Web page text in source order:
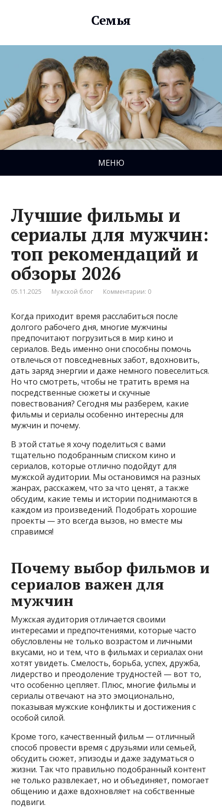
Семья
МЕНЮ
Лучшие фильмы и
сериалы для мужчин:
топ рекомендаций и
обзоры 2026
05.11.2025 Мужской блог Комментарии: 0
Когда приходит время расслабиться после
долгого рабочего дня, многие мужчины
предпочитают погрузиться в мир кино и
сериалов. Ведь именно они способны помочь
отвлечься от повседневных забот, вдохновить,
дать заряд энергии и даже немного повеселиться.
Но что смотреть, чтобы не тратить время на
посредственные сюжеты и скучные
повествования? Сегодня мы разберем, какие
фильмы и сериалы особенно интересны для
мужчин и почему.
В этой статье я хочу поделиться с вами
тщательно подобранным списком кино и
сериалов, которые отлично подойдут для
мужской аудитории. Мы остановимся на разных
жанрах, расскажем, что за что ценят, а также
обсудим, какие темы и истории поднимаются в
каждом из произведений. Подобрать хорошие
проекты — это всегда вызов, но вместе мы
справимся!
Почему выбор фильмов и
сериалов важен для
мужчин
Мужская аудитория отличается своими
интересами и предпочтениями, которые часто
обусловлены не только возрастом и личными
вкусами, но и тем, что в фильмах и сериалах они
хотят увидеть. Смелость, борьба, успех, дружба,
лидерство и преодоление трудностей — вот то,
что особенно цепляет. Плюс, многие фильмы и
сериалы отвечают на это эмоционально,
показывая мужские конфликты и достижения с
особой силой.
Кроме того, качественный фильм — отличный
способ провести время с друзьями или семьей,
обсудить сюжет, эпизоды и даже задуматься о
жизни. Так что правильно подобранный контент
не только развлекает, но и объединяет, помогает
общению и даже вдохновляет на собственные
подвиги.